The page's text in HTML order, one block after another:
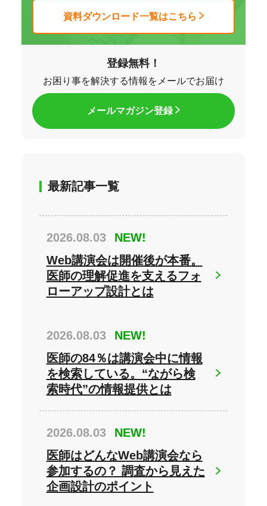
資料ダウンロード一覧はこちら
登録無料！
お困り事を解決する情報をメールでお届け
メールマガジン登録
最新記事一覧
2026.08.03
NEW!
Web講演会は開催後が本番。
医師の理解促進を支えるフォ
ローアップ設計とは
2026.08.03
NEW!
医師の84％は講演会中に情報
を検索している。“ながら検
索時代”の情報提供とは
2026.08.03
NEW!
医師はどんなWeb講演会なら
参加するの？ 調査から見えた
企画設計のポイント